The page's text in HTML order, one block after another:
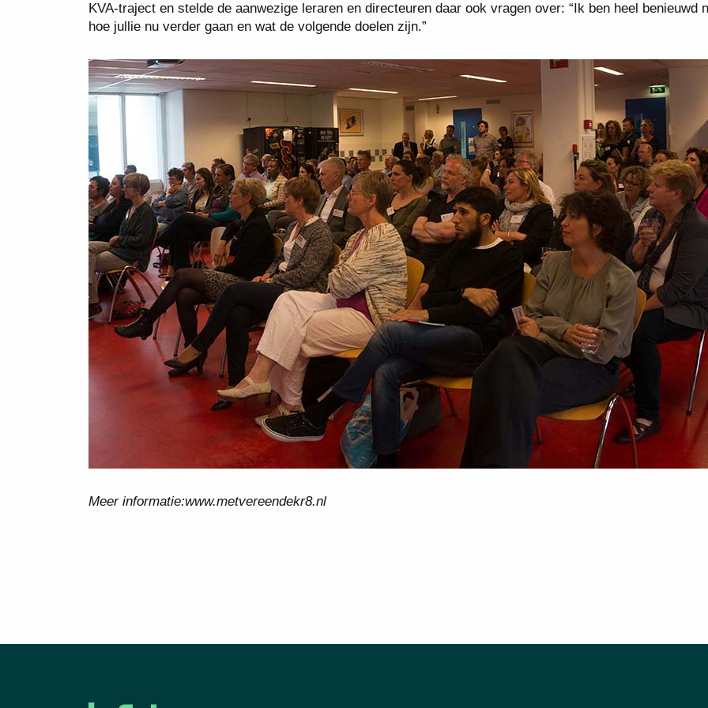
KVA-traject en stelde de aanwezige leraren en directeuren daar ook vragen over: “Ik ben heel benieuwd
hoe jullie nu verder gaan en wat de volgende doelen zijn.”
Meer informatie:www.metvereendekr8.nl